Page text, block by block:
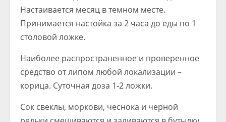
Настаивается месяц в темном месте.
Принимается настойка за 2 часа до еды по 1
столовой ложке.
Наиболее распространенное и проверенное
средство от липом любой локализации –
корица. Суточная доза 1-2 ложки.
Сок свеклы, моркови, чеснока и черной